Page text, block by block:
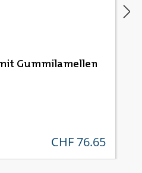
Gummilamellen
regulärer preis:
CHF 76.65